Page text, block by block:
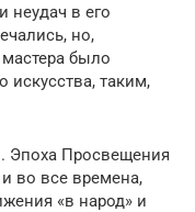
неудач в его
но,
было
искусства, таким,
Эпоха Просвещения
во все времена,
«в народ» и